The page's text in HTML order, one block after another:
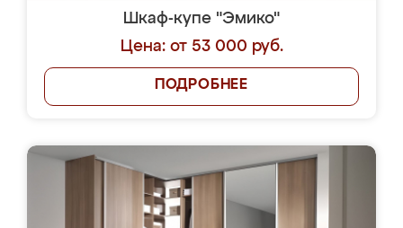
Шкаф-купе "Эмико"
Цена: от 53 000 руб.
ПОДРОБНЕЕ